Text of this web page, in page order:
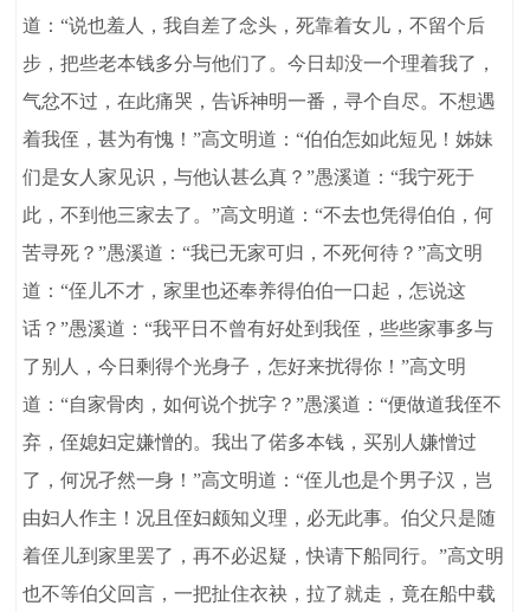
道：“说也羞人，我自差了念头，死靠着女儿，不留个后
步，把些老本钱多分与他们了。今日却没一个理着我了，
气忿不过，在此痛哭，告诉神明一番，寻个自尽。不想遇
着我侄，甚为有愧！”高文明道：“伯伯怎如此短见！姊妹
们是女人家见识，与他认甚么真？”愚溪道：“我宁死于
此，不到他三家去了。”高文明道：“不去也凭得伯伯，何
苦寻死？”愚溪道：“我已无家可归，不死何待？”高文明
道：“侄儿不才，家里也还奉养得伯伯一口起，怎说这
话？”愚溪道：“我平日不曾有好处到我侄，些些家事多与
了别人，今日剩得个光身子，怎好来扰得你！”高文明
道：“自家骨肉，如何说个扰字？”愚溪道：“便做道我侄不
弃，侄媳妇定嫌憎的。我出了偌多本钱，买别人嫌憎过
了，何况孑然一身！”高文明道：“侄儿也是个男子汉，岂
由妇人作主！况且侄妇颇知义理，必无此事。伯父只是随
着侄儿到家里罢了，再不必迟疑，快请下船同行。”高文明
也不等伯父回言，一把扯住衣袂，拉了就走，竟在船中载